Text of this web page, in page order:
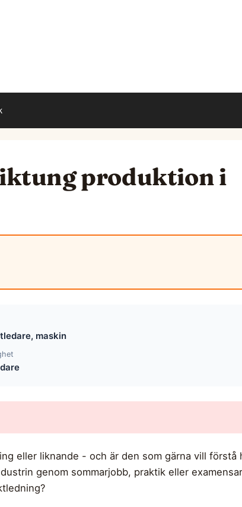
produktion i
maskin
eller liknande - och är den som gärna vill förstå
genom sommarjobb, praktik eller